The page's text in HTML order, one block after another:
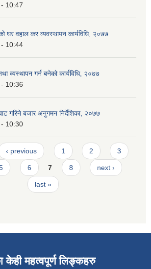
10:47
घर वहाल कर व्यवस्थापन कार्यविधि, २०७७
10:44
व्यस्थापन गर्न बनेको कार्यविधि, २०७७
10:36
गरिने बजार अनुगमन निर्देशिका, २०७७
10:30
‹ previous 1 2 3
6 7 8 next ›
last »
केही महत्वपूर्ण लिङ्कहरु